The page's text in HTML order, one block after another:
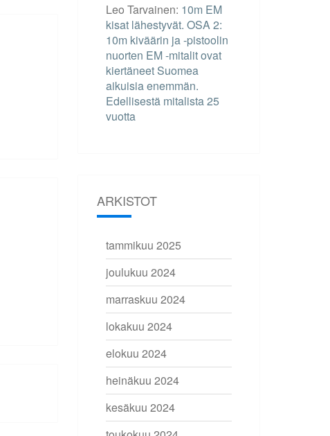
Leo Tarvainen: 10m EM
kisat lähestyvät. OSA 2:
10m kiväärin ja -pistoolin
nuorten EM -mitalit ovat
kiertäneet Suomea
aikuisia enemmän.
Edellisestä mitalista 25
vuotta
ARKISTOT
tammikuu 2025
joulukuu 2024
marraskuu 2024
lokakuu 2024
elokuu 2024
heinäkuu 2024
kesäkuu 2024